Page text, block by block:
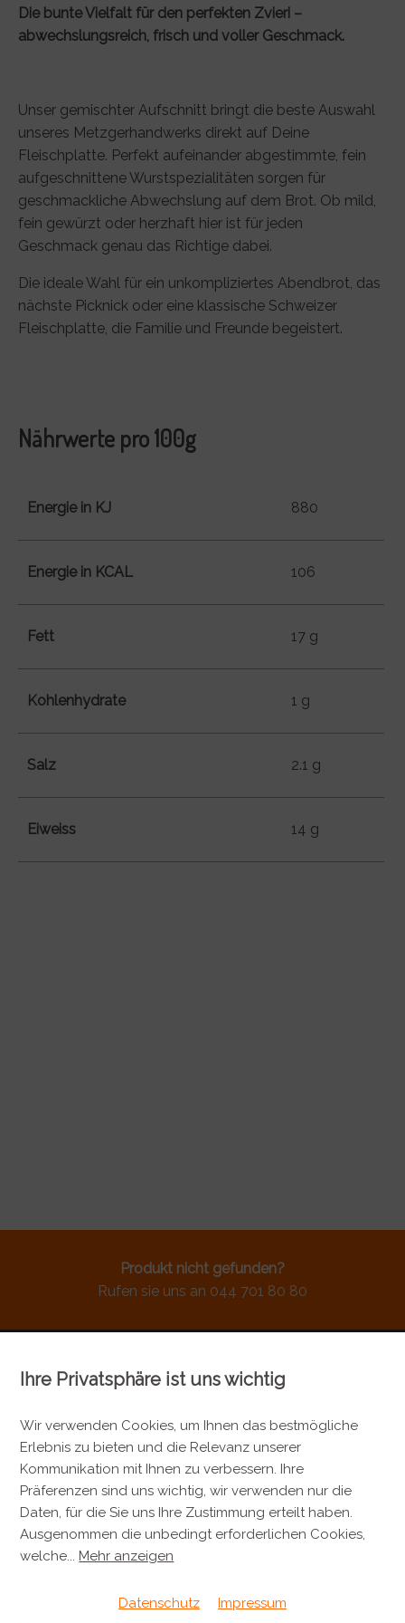
Die bunte Vielfalt für den perfekten Zvieri –
abwechslungsreich, frisch und voller Geschmack.
Unser gemischter Aufschnitt bringt die beste Auswahl
unseres Metzgerhandwerks direkt auf Deine
Fleischplatte. Perfekt aufeinander abgestimmte, fein
aufgeschnittene Wurstspezialitäten sorgen für
geschmackliche Abwechslung auf dem Brot. Ob mild,
fein gewürzt oder herzhaft hier ist für jeden
Geschmack genau das Richtige dabei.
Die ideale Wahl für ein unkompliziertes Abendbrot, das
nächste Picknick oder eine klassische Schweizer
Fleischplatte, die Familie und Freunde begeistert.
Nährwerte pro 100g
Energie in KJ 880
Energie in KCAL 106
Fett 17 g
Kohlenhydrate 1 g
Salz 2.1 g
Eiweiss 14 g
Produkt nicht gefunden?
Rufen sie uns an 044 701 80 80
KONTAKT
Metzgerei Künzli AG
Mülistrasse 7
8143 Stallikon
+41 44 701 80 80
info@metzgereikuenzli.ch
Ihre Privatsphäre ist uns wichtig
Wir verwenden Cookies, um Ihnen das bestmögliche
Erlebnis zu bieten und die Relevanz unserer
Kommunikation mit Ihnen zu verbessern. Ihre
Präferenzen sind uns wichtig, wir verwenden nur die
Daten, für die Sie uns Ihre Zustimmung erteilt haben.
Ausgenommen die unbedingt erforderlichen Cookies,
welche... Mehr anzeigen
Datenschutz Impressum